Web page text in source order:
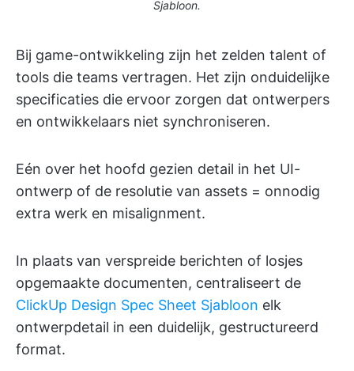
Sjabloon.
Bij game-ontwikkeling zijn het zelden talent of
tools die teams vertragen. Het zijn onduidelijke
specificaties die ervoor zorgen dat ontwerpers
en ontwikkelaars niet synchroniseren.
Eén over het hoofd gezien detail in het UI-
ontwerp of de resolutie van assets = onnodig
extra werk en misalignment.
In plaats van verspreide berichten of losjes
opgemaakte documenten, centraliseert de
ClickUp Design Spec Sheet Sjabloon elk
ontwerpdetail in een duidelijk, gestructureerd
format.